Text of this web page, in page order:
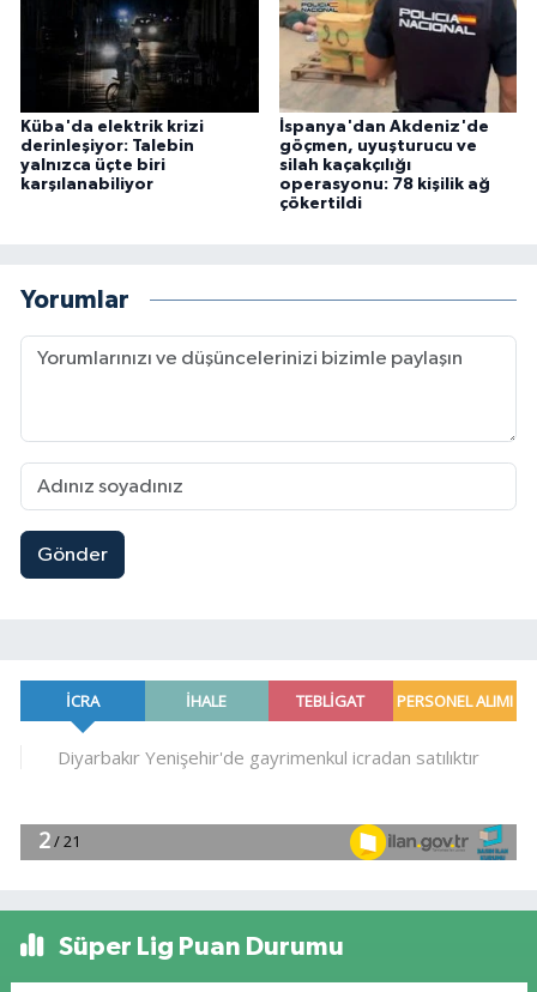
Küba'da elektrik krizi
derinleşiyor: Talebin
yalnızca üçte biri
karşılanabiliyor
İspanya'dan Akdeniz'de
göçmen, uyuşturucu ve
silah kaçakçılığı
operasyonu: 78 kişilik ağ
çökertildi
Yorumlar
Gönder
Süper Lig Puan Durumu